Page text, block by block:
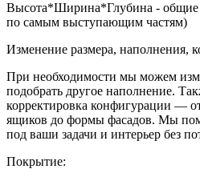
Высота*Ширина*Глубина - общие
по самым выступающим частям)
Изменение размера, наполнения,
При необходимости мы можем
подобрать другое наполнение.
корректировка конфигурации —
ящиков до формы фасадов. Мы
под ваши задачи и интерьер без
Покрытие: